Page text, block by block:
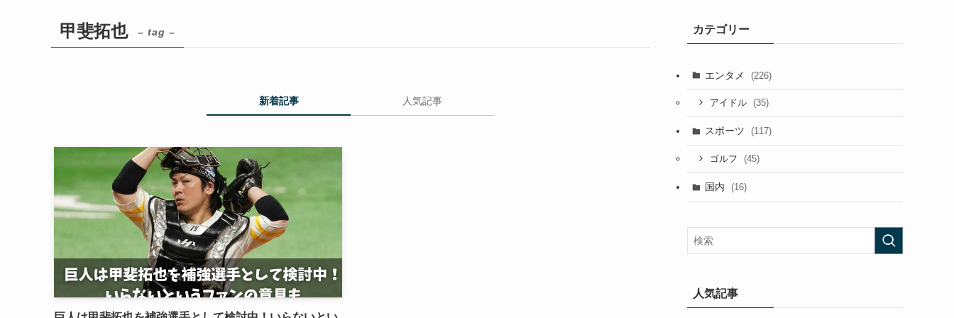
甲斐拓也 – tag –
新着記事 人気記事
カテゴリー
エンタメ (226)
アイドル (35)
スポーツ (117)
ゴルフ (45)
国内 (16)
人気記事